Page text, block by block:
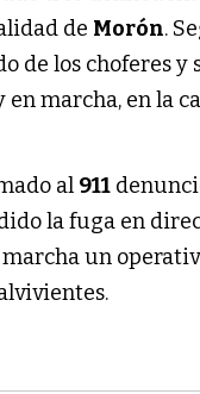
de Morón.
de los choferes
marcha, en la
al 911
la fuga en
un